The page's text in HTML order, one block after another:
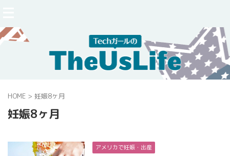
HOME > 妊娠8ヶ月
妊娠8ヶ月
アメリカで妊娠・出産